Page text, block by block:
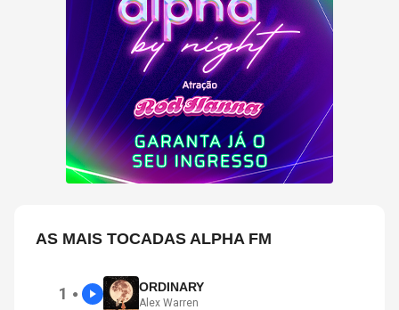
AS MAIS TOCADAS ALPHA FM
1 ● ORDINARY
Alex Warren